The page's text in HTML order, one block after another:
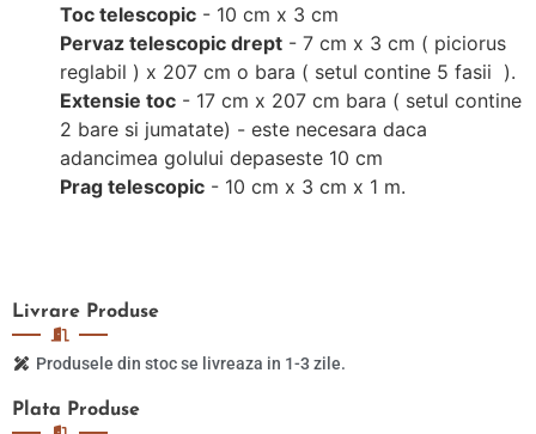
Toc telescopic - 10 cm x 3 cm
Pervaz telescopic drept - 7 cm x 3 cm ( piciorus
reglabil ) x 207 cm o bara ( setul contine 5 fasii ).
Extensie toc - 17 cm x 207 cm bara ( setul contine
2 bare si jumatate) - este necesara daca
adancimea golului depaseste 10 cm
Prag telescopic - 10 cm x 3 cm x 1 m.
Plata Produse
Livrare Produse
Produsele din stoc se livreaza in 1-3 zile.